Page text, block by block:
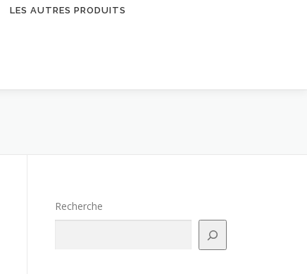
LES AUTRES PRODUITS
Recherche